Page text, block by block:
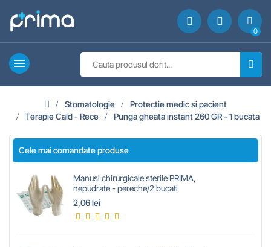
0
Stomatologie
Protectie medic si pacient
Terapie Cald - Rece
Punga gheata instant 260 GR - 1 bucata
Cele mai comandate produse
Manusi chirurgicale sterile PRIMA,
nepudrate - pereche/2 bucati
2,06 lei